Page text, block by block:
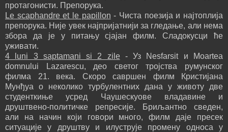
протагонисти. Препорука.
Le scaphandre et le papillon - Чиста поезија и најтоплија
препорука. Није увек најпријатнији за гледање, али нема
збора да је у питању сјајан филм. Сладокусци ће
уживати.
4 luni 3 saptamani si 2 zile- Уз Nesfarsit и Moartea
domnului Lazarescu, део светог тројства румунског
филма 21. века. Скоро савршен филм Кристијана
Мунђуа о неколико турбулентних дана у животу две
студенткиње усред Чаушескуове владавине и
друштвено-политичке репресије. Бриљантно сведен,
али на начин који говори много, филм даје пресек
ситуације у друштву и илуструје промену односа у